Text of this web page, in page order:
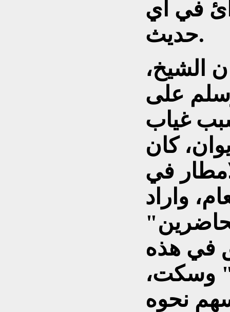
في اي
حديث.
الشيخ،
على
غياب
كان
في
واراد
"مطشر" مشاركة الحاضرين
في هذه
وسكت،
نحوه